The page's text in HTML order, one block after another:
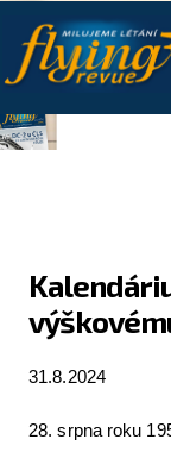
31.8.2024
28. srpna roku